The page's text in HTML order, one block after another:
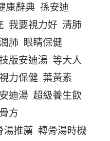
康辭典 孫安迪
我要視力好 清肺
潤肺 眼睛保健
版安迪湯 等大人
力保健 葉黃素
迪湯 超級養生飲
方
湯推薦 轉骨湯時機